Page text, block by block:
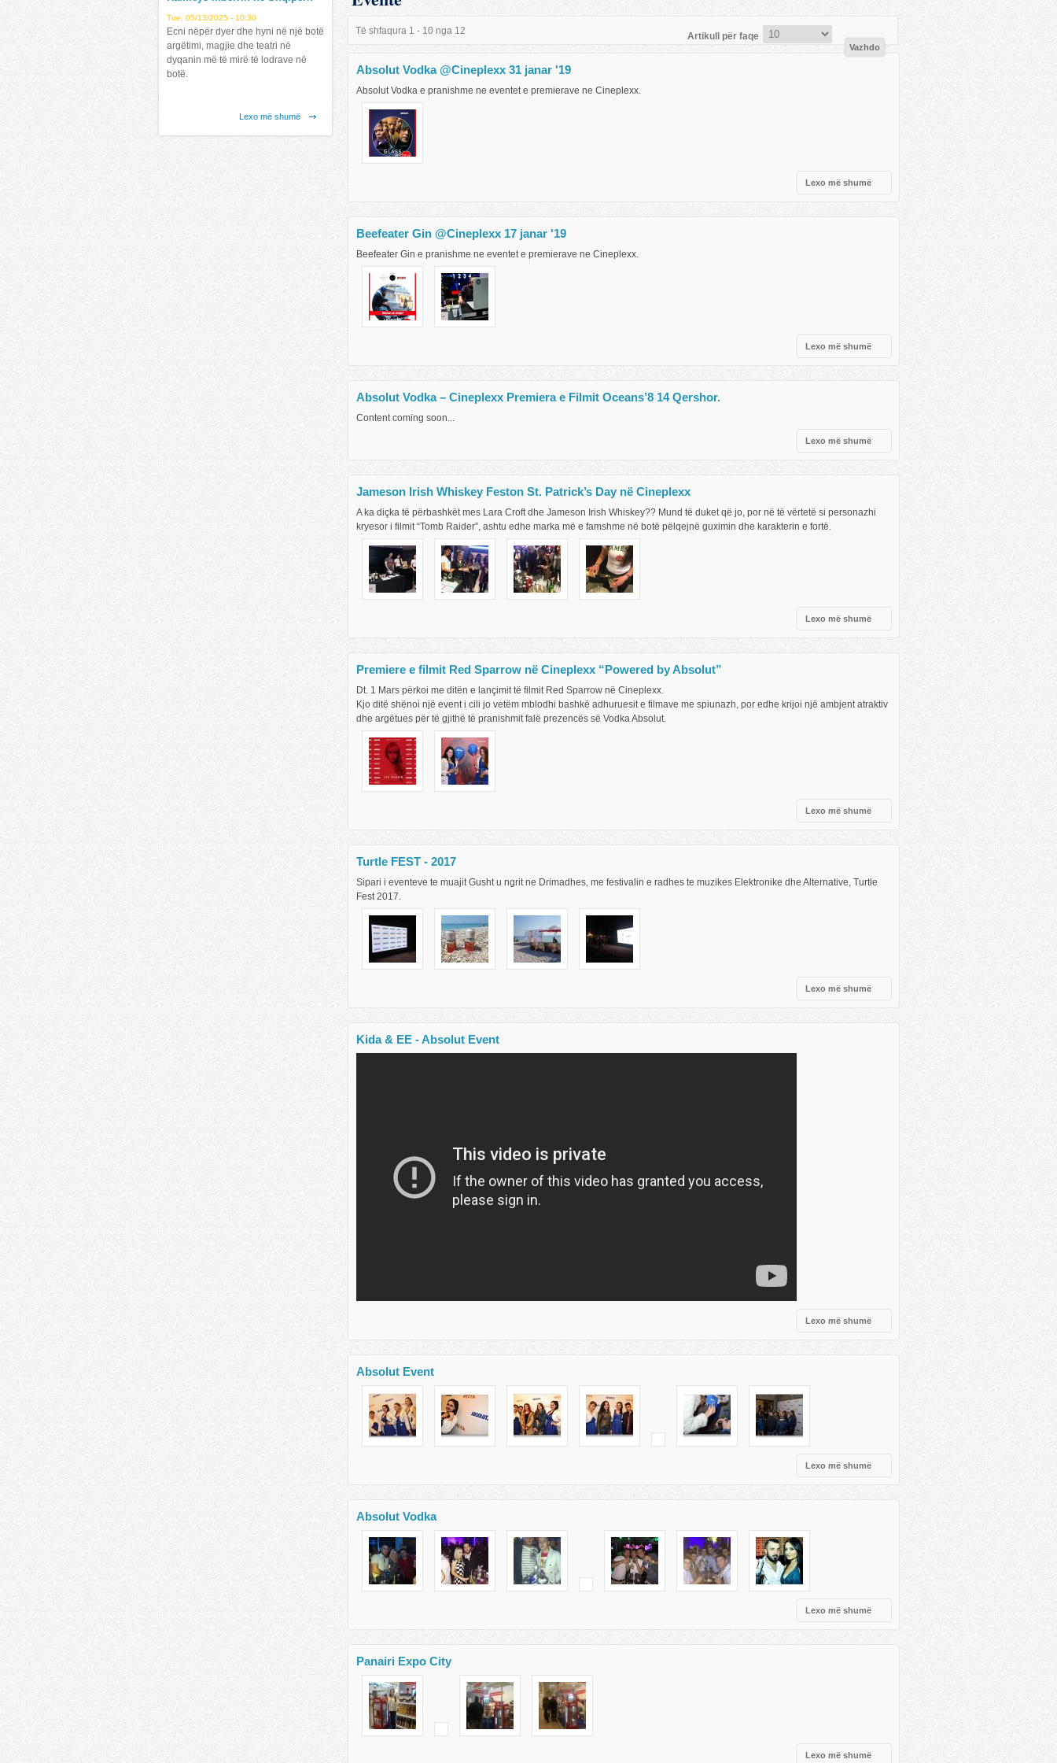
Të shfaqura 1 - 10 nga 12 Artikull për faqe
Absolut Vodka @Cineplexx 31 janar '19
Absolut Vodka e pranishme ne eventet e premierave ne Cineplexx.
Lexo më shumë
Beefeater Gin @Cineplexx 17 janar '19
Beefeater Gin e pranishme ne eventet e premierave ne Cineplexx.
Lexo më shumë
Absolut Vodka – Cineplexx Premiera e Filmit Oceans’8 14 Qershor.
Content coming soon...
Lexo më shumë
Jameson Irish Whiskey Feston St. Patrick’s Day në Cineplexx
A ka diçka të përbashkët mes Lara Croft dhe Jameson Irish Whiskey?? Mund të duket që jo, por në të vërtetë si personazhi
kryesor i filmit “Tomb Raider”, ashtu edhe marka më e famshme në botë pëlqejnë guximin dhe karakterin e fortë.
Lexo më shumë
Premiere e filmit Red Sparrow në Cineplexx “Powered by Absolut”
Dt. 1 Mars përkoi me ditën e lançimit të filmit Red Sparrow në Cineplexx.
Kjo ditë shënoi një event i cili jo vetëm mblodhi bashkë adhuruesit e filmave me spiunazh, por edhe krijoi një ambjent atraktiv
dhe argëtues për të gjithë të pranishmit falë prezencës së Vodka Absolut.
Lexo më shumë
Turtle FEST - 2017
Sipari i eventeve te muajit Gusht u ngrit ne Drimadhes, me festivalin e radhes te muzikes Elektronike dhe Alternative, Turtle
Fest 2017.
Lexo më shumë
Kida & EE - Absolut Event
Lexo më shumë
Absolut Event
Lexo më shumë
Absolut Vodka
Lexo më shumë
Panairi Expo City
Lexo më shumë
Tue, 05/13/2025 - 10:30
Ecni nëpër dyer dhe hyni në një botë
argëtimi, magjie dhe teatri në
dyqanin më të mirë të lodrave në
botë.
Lexo më shumë